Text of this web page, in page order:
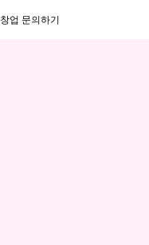
창업 문의하기